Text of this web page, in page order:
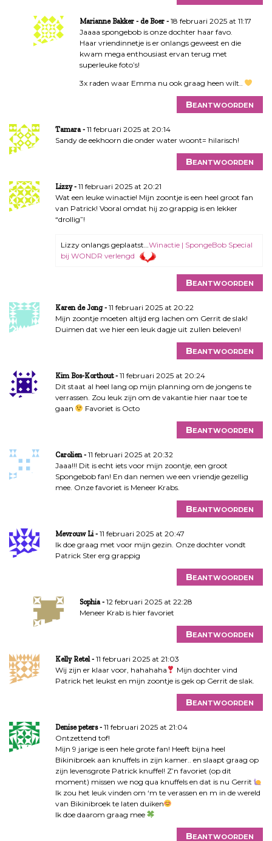
Marianne Bakker - de Boer
18 februari 2025 at 11:17
Jaaaa spongebob is onze dochter haar favo.
Haar vriendinnetje is er onlangs geweest en die
kwam mega enthousiast ervan terug met
superleuke foto’s!
3x raden waar Emma nu ook graag heen wilt..
Beantwoorden
Tamara
11 februari 2025 at 20:14
Sandy de eekhoorn die onder water woont= hilarisch!
Beantwoorden
Lizzy
11 februari 2025 at 20:21
Wat een leuke winactie! Mijn zoontje is een heel groot fan
van Patrick! Vooral omdat hij zo grappig is en lekker
“drollig”!
Lizzy onlangs geplaatst…Winactie | SpongeBob Special
bij WONDR verlengd
Beantwoorden
Karen de Jong
11 februari 2025 at 20:22
Mijn zoontje moeten altijd erg lachen om Gerrit de slak!
Duimen dat we hier een leuk dagje uit zullen beleven!
Beantwoorden
Kim Bos-Korthout
11 februari 2025 at 20:24
Dit staat al heel lang op mijn planning om de jongens te
verrassen. Zou leuk zijn om de vakantie hier naar toe te
gaan
Favoriet is Octo
Beantwoorden
Carolien
11 februari 2025 at 20:32
Jaaa!!! Dit is echt iets voor mijn zoontje, een groot
Spongebob fan! En dan nemen we een vriendje gezellig
mee. Onze favoriet is Meneer Krabs.
Beantwoorden
Mevrouw Li
11 februari 2025 at 20:47
Ik doe graag met voor mijn gezin. Onze dochter vondt
Patrick Ster erg grappig
Beantwoorden
Sophia
12 februari 2025 at 22:28
Meneer Krab is hier favoriet
Beantwoorden
Kelly Retel
11 februari 2025 at 21:03
Wij zijn er klaar voor, hahahaha
Mijn dochter vind
Patrick het leukst en mijn zoontje is gek op Gerrit de slak.
Beantwoorden
Denise peters
11 februari 2025 at 21:04
Ontzettend tof!
Mijn 9 jarige is een hele grote fan! Heeft bijna heel
Bikinibroek aan knuffels in zijn kamer.. en slaapt graag op
zijn levensgrote Patrick knuffel! Z’n favoriet (op dit
moment) missen we nog qua knuffels en dat is nu Gerrit
Ik zou het leuk vinden om ‘m te verassen en m in de wereld
van Bikinibroek te laten duiken
Ik doe daarom graag mee
Beantwoorden